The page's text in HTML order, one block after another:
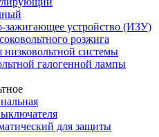
зажигающее устройство (ИЗУ)
розжига
низковольтной системы
галогенной лампы
для защиты